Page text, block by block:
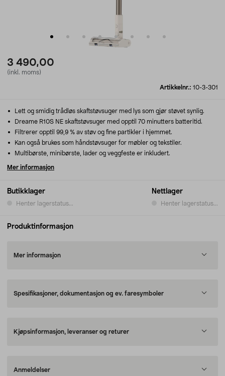
3 490,00
(inkl. moms)
Artikkelnr.: 10-3-301
Butikklager
Henter lagerstatus...
Nettlager
Henter lagerstatus...
Lett og smidig trådløs skaftstøvsuger med lys som gjør støvet synlig.
Dreame R10S NE skaftstøvsuger med opptil 70 minutters batteritid.
Filtrerer opptil 99,9 % av støv og fine partikler i hjemmet.
Kan også brukes som håndstøvsuger for møbler og tekstiler.
Multibørste, minibørste, lader og veggfeste er inkludert.
Mer informasjon
Produktinformasjon
Mer informasjon
Spesifikasjoner, dokumentasjon og ev. faresymboler
Kjøpsinformasjon, leveranser og returer
Anmeldelser